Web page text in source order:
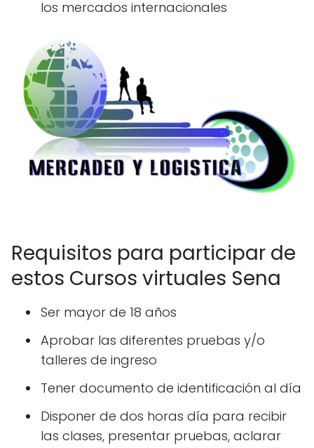
los mercados internacionales
Requisitos para participar de
estos Cursos virtuales Sena
Ser mayor de 18 años
Aprobar las diferentes pruebas y/o
talleres de ingreso
Tener documento de identificación al día
Disponer de dos horas día para recibir
las clases, presentar pruebas, aclarar